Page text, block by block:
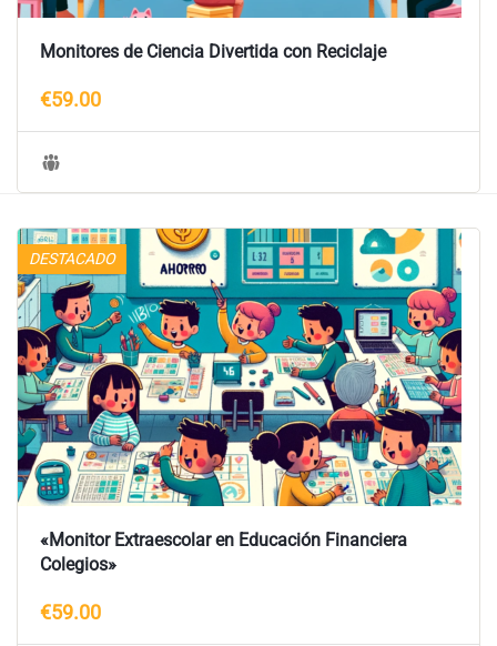
Monitores de Ciencia Divertida con Reciclaje
€59.00
DESTACADO
«Monitor Extraescolar en Educación Financiera
Colegios»
€59.00